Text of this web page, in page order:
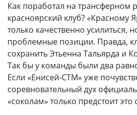
Как поработал на трансферном
красноярский клуб? «Красному
только качественно усилиться,
проблемные позиции. Правда,
сохранить Этьенна Тальярда и
Так бы у команды были два
Если «Енисей-СТМ» уже
соревновательный дух
«соколам» только предстоит это